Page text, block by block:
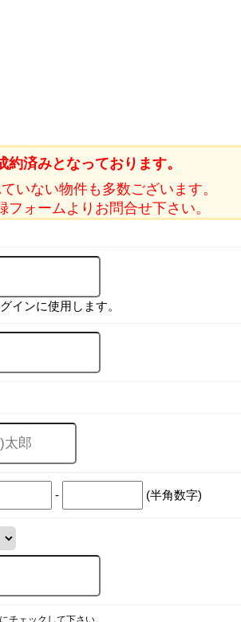
約済みとなっております。
いない物件も多数ございます。
ォームよりお問合せ下さい。
インに使用します。
- (半角数字)
チェックして下さい。